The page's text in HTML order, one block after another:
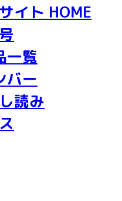
イト HOME
一覧
バー
読み